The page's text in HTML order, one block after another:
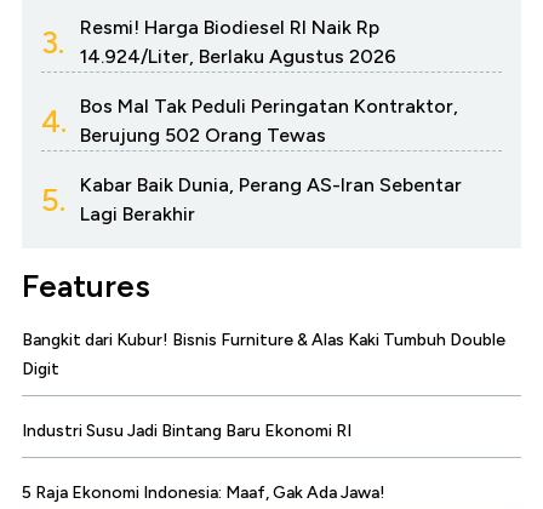
3.
Resmi! Harga Biodiesel RI Naik Rp
14.924/Liter, Berlaku Agustus 2026
4.
Bos Mal Tak Peduli Peringatan Kontraktor,
Berujung 502 Orang Tewas
5.
Kabar Baik Dunia, Perang AS-Iran Sebentar
Lagi Berakhir
Features
Bangkit dari Kubur! Bisnis Furniture & Alas Kaki Tumbuh Double
Digit
Industri Susu Jadi Bintang Baru Ekonomi RI
5 Raja Ekonomi Indonesia: Maaf, Gak Ada Jawa!